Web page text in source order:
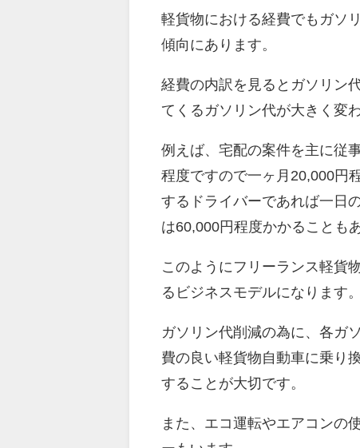
軽貨物における経費でもガソ
傾向にあります。
経費の内訳を見るとガソリン
てくるガソリン代が大きく変
例えば、宅配の案件を主に従
程度ですので一ヶ月20,000円
するドライバーであれば一日
は60,000円程度かかることも
このようにフリーランス軽貨
るビジネスモデルになります。
ガソリン代削減の為に、各ガ
費の良い軽貨物自動車に乗り
することが大切です。
また、エコ運転やエアコンの